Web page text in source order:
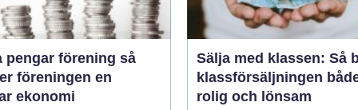
förening så
föreningen en
ekonomi
Sälja med klassen: Så
klassförsäljningen
rolig och lönsam